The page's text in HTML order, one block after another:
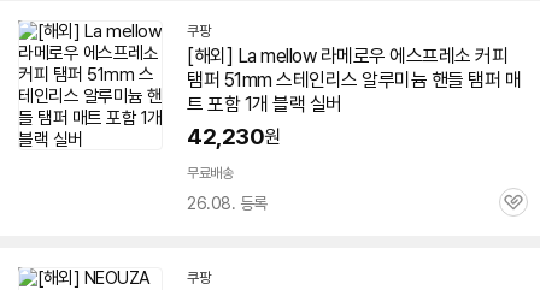
쿠팡
[해외] La mellow 라메로우 에스프레소 커피
탬퍼 51mm 스테인리스 알루미늄 핸들 탬퍼 매
트 포함 1개 블랙 실버
42,230원
무료배송
26.08. 등록
관
쿠팡